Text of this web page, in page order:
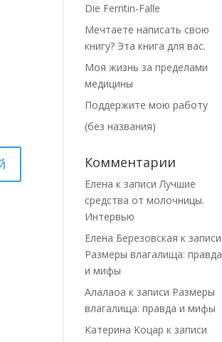
Die Ferritin-Falle
Мечтаете написать свою
книгу? Эта книга для вас.
Моя жизнь за пределами
медицины
Поддержите мою работу
(без названия)
Комментарии
Елена к записиЛучшие
средства от молочницы.
Интервью
Елена Березовская к записи
Размеры влагалища: правда
и мифы
Алалаоа к записи Размеры
влагалища: правда и мифы
Катерина Коцар к записи